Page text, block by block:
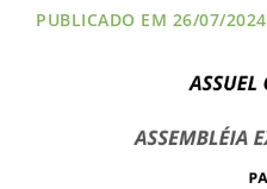
CONTATO
PUBLICADO EM 26/07/2024